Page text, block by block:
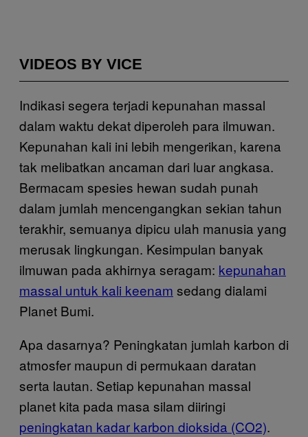
VIDEOS BY VICE
Indikasi segera terjadi kepunahan massal
dalam waktu dekat diperoleh para ilmuwan.
Kepunahan kali ini lebih mengerikan, karena
tak melibatkan ancaman dari luar angkasa.
Bermacam spesies hewan sudah punah
dalam jumlah mencengangkan sekian tahun
terakhir, semuanya dipicu ulah manusia yang
merusak lingkungan. Kesimpulan banyak
ilmuwan pada akhirnya seragam: kepunahan
massal untuk kali keenam sedang dialami
Planet Bumi.
Apa dasarnya? Peningkatan jumlah karbon di
atmosfer maupun di permukaan daratan
serta lautan. Setiap kepunahan massal
planet kita pada masa silam diiringi
peningkatan kadar karbon dioksida (CO2).